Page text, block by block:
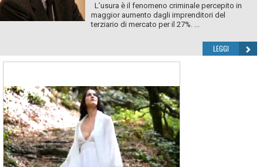
L’usura è il fenomeno criminale percepito in
maggior aumento dagli imprenditori del
terziario di mercato per il 27%. ...
LEGGI